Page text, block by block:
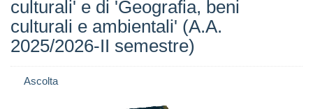
culturali' e di 'Geografia, beni
culturali e ambientali' (A.A.
2025/2026-II semestre)
Ascolta